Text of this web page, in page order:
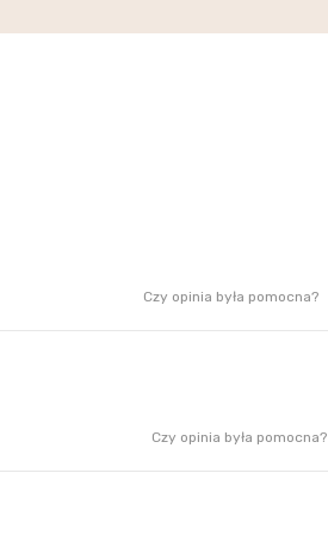
Czy opinia była pomocna?
Czy opinia była pomocna?